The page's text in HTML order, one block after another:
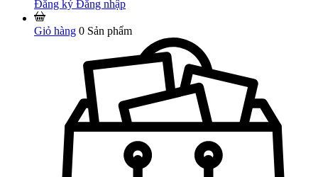
Đăng ký Đăng nhập
Giỏ hàng 0 Sản phẩm